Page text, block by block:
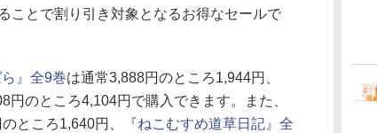
ことで割り引き対象となるお得なセールで
ら』全9巻は通常3,888円のところ1,944円、
円のところ4,104円で購入できます。また、
ところ1,640円、
『ねこむすめ道草日記』全